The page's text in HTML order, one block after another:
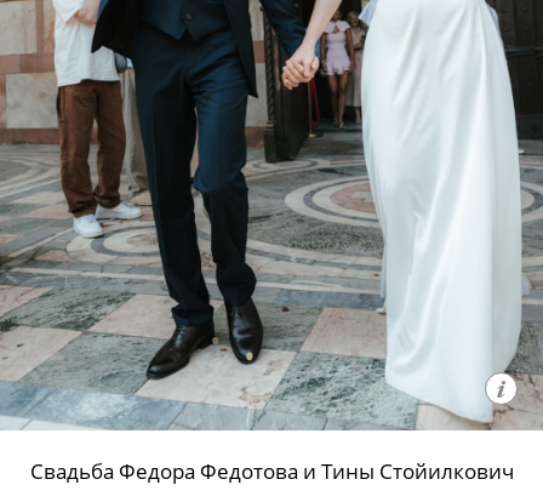
Свадьба Федора Федотова и Тины Стойилкович